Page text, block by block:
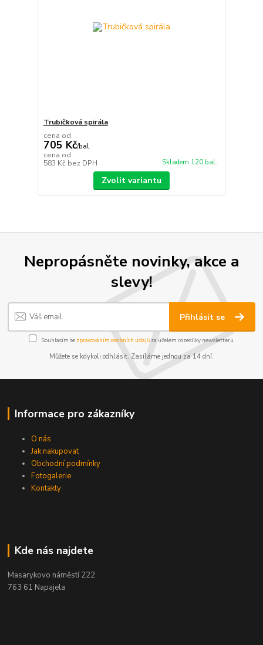
Trubičková spirála
cena od
705 Kč/bal.
cena od
583 Kč bez DPH Skladem 120 bal.
Zvolit variantu
Nepropásněte novinky, akce a
slevy!
Přihlásit se
Souhlasím se zpracováním osobních údajůza účelem rozesílky newsletteru.
Můžete se kdykoli odhlásit. Zasíláme jednou za 14 dní.
Informace pro zákazníky
O nás
Jak nakupovat
Obchodní podmínky
Fotogalerie
Kontakty
Kde nás najdete
Masarykovo náměstí 222
763 61 Napajela